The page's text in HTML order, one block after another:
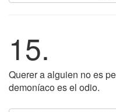
15.
Querer a alguien no es
demoníaco es el odio.